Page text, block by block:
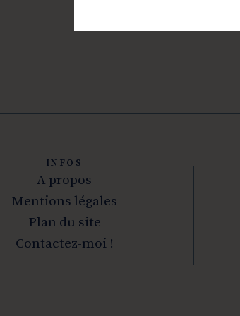
INFOS
A propos
Mentions légales
Plan du site
Contactez-moi !